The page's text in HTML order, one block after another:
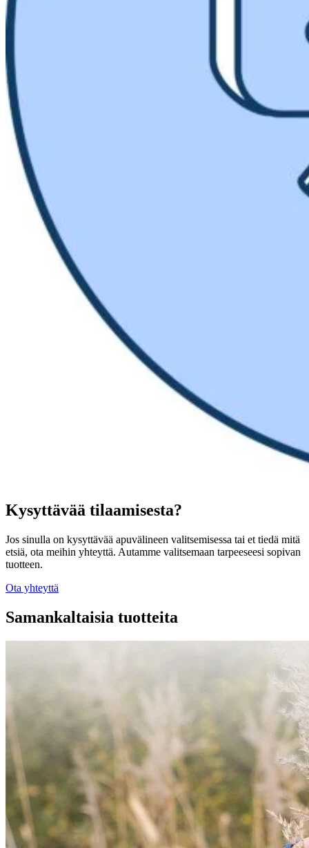
Kysyttävää tilaamisesta?
Jos sinulla on kysyttävää apuvälineen valitsemisessa tai et tiedä mitä
etsiä, ota meihin yhteyttä. Autamme valitsemaan tarpeeseesi sopivan
tuotteen.
Ota yhteyttä
Samankaltaisia tuotteita